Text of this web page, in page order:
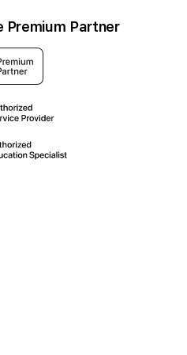
Premium Partner